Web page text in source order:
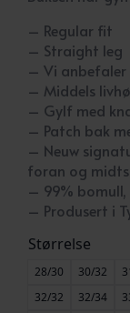
– Regular fit
– Straight leg
– Vi anbefaler
– Middels
– Gylf med
– Patch bak
– Neuw
foran og
– 99% bomull,
– Produsert i
Størrelse
28/30 30/32
32/32
32/34